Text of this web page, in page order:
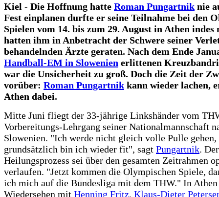
Kiel - Die Hoffnung hatte Roman Pungartnik nie
Fest einplanen durfte er seine Teilnahme bei den
Spielen vom 14. bis zum 29. August in Athen indes
hatten ihm in Anbetracht der Schwere seiner
behandelnden Ärzte geraten. Nach dem Ende
Handball-EM in Slowenien erlittenen
war die Unsicherheit zu groß. Doch die Zeit der
vorüber: Roman Pungartnik kann wieder lachen,
Athen dabei.
Mitte Juni fliegt der 33-jährige Linkshänder vom
Vorbereitungs-Lehrgang seiner Nationalmannschaft
Slowenien. "Ich werde nicht gleich volle Pulle gehen,
grundsätzlich bin ich wieder fit", sagt Pungartnik. Der
Heilungsprozess sei über den gesamten Zeitrahmen
verlaufen. "Jetzt kommen die Olympischen Spiele,
ich mich auf die Bundesliga mit dem THW." In
Wiedersehen mit Henning Fritz, Klaus-Dieter